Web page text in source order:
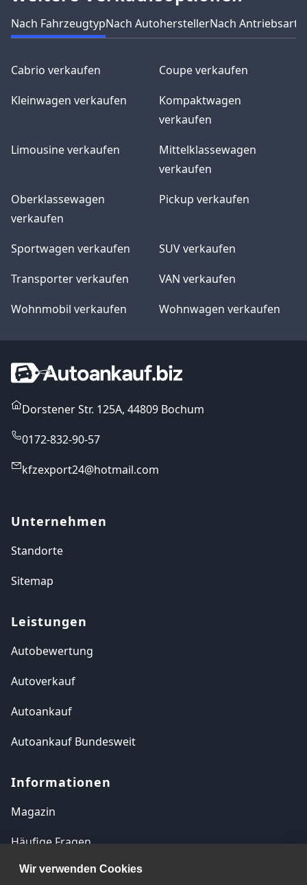
Nach FahrzeugtypNach AutoherstellerNach Antriebsart
Cabrio verkaufen
Coupe verkaufen
Kleinwagen verkaufen
Kompaktwagen
verkaufen
Limousine verkaufen
Mittelklassewagen
verkaufen
Oberklassewagen
verkaufen
Pickup verkaufen
Sportwagen verkaufen
SUV verkaufen
Transporter verkaufen
VAN verkaufen
Wohnmobil verkaufen
Wohnwagen verkaufen
Dorstener Str. 125A, 44809 Bochum
0172-832-90-57
kfzexport24@hotmail.com
Unternehmen
Standorte
Sitemap
Leistungen
Autobewertung
Autoverkauf
Autoankauf
Autoankauf Bundesweit
Informationen
Magazin
Häufige Fragen
Kontakt
Wir verwenden Cookies